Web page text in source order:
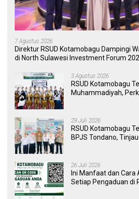
7 Agustus 2026
Direktur RSUD Kotamobagu Dampingi
di North Sulawesi Investment Forum
3 Agustus 2026
RSUD Kotamobagu
Muhammadiyah,
29 Juli 2026
RSUD Kotamobagu
BPJS Tondano,
26 Juli 2026
Ini Manfaat dan Cara
Setiap Pengaduan di